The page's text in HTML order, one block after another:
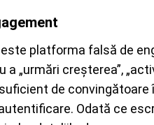
platforma falsă de
„urmări creșterea”,
de
Odată ce